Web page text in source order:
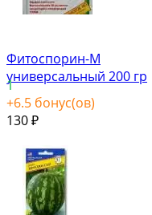
Фитоспорин-М
универсальный 200 гр
1
+6.5 бонус(ов)
130 ₽